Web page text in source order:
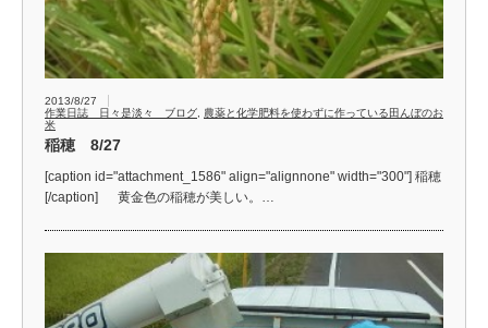
2013/8/27
作業日誌 日々是淡々 ブログ
農薬と化学肥料を使わずに作っている田んぼのお
米
稲穂 8/27
[caption id="attachment_1586" align="alignnone" width="300"] 稲穂
[/caption] 黄金色の稲穂が美しい。…